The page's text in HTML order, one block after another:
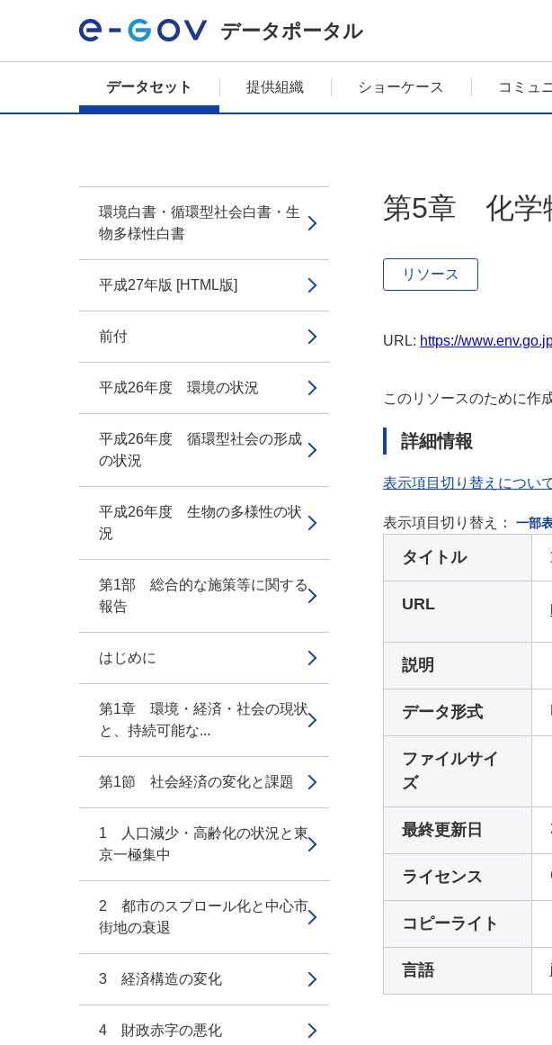
データポータル
データセット 提供組織 ショーケース コミュ
環境白書・循環型社会白書・生
物多様性白書
平成27年版 [HTML版]
前付
平成26年度 環境の状況
平成26年度 循環型社会の形成
の状況
平成26年度 生物の多様性の状
況
第1部 総合的な施策等に関する
報告
はじめに
第1章 環境・経済・社会の現状
と、持続可能な...
第1節 社会経済の変化と課題
1 人口減少・高齢化の状況と東
京一極集中
2 都市のスプロール化と中心市
街地の衰退
3 経済構造の変化
4 財政赤字の悪化
第5章 化学
リソース
URL: https://
このリソースのために作
詳細情報
表示項目切り替えについ
表示項目切り替え： 一部
タイトル
URL
説明
データ形式
ファイルサイ
ズ
最終更新日
ライセンス
コピーライト
言語